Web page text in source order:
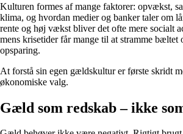
Kulturen formes af mange faktorer: opvækst,
klima, og hvordan medier og banker taler om
rente og høj vækst bliver det ofte mere socialt
mens krisetider får mange til at stramme bæltet
opsparing.
At forstå sin egen gældskultur er første skridt
økonomiske valg.
Gæld som redskab – ikke